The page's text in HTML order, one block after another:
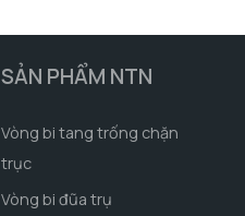
SẢN PHẨM NTN
Vòng bi tang trống chặn
trục
Vòng bi đũa trụ